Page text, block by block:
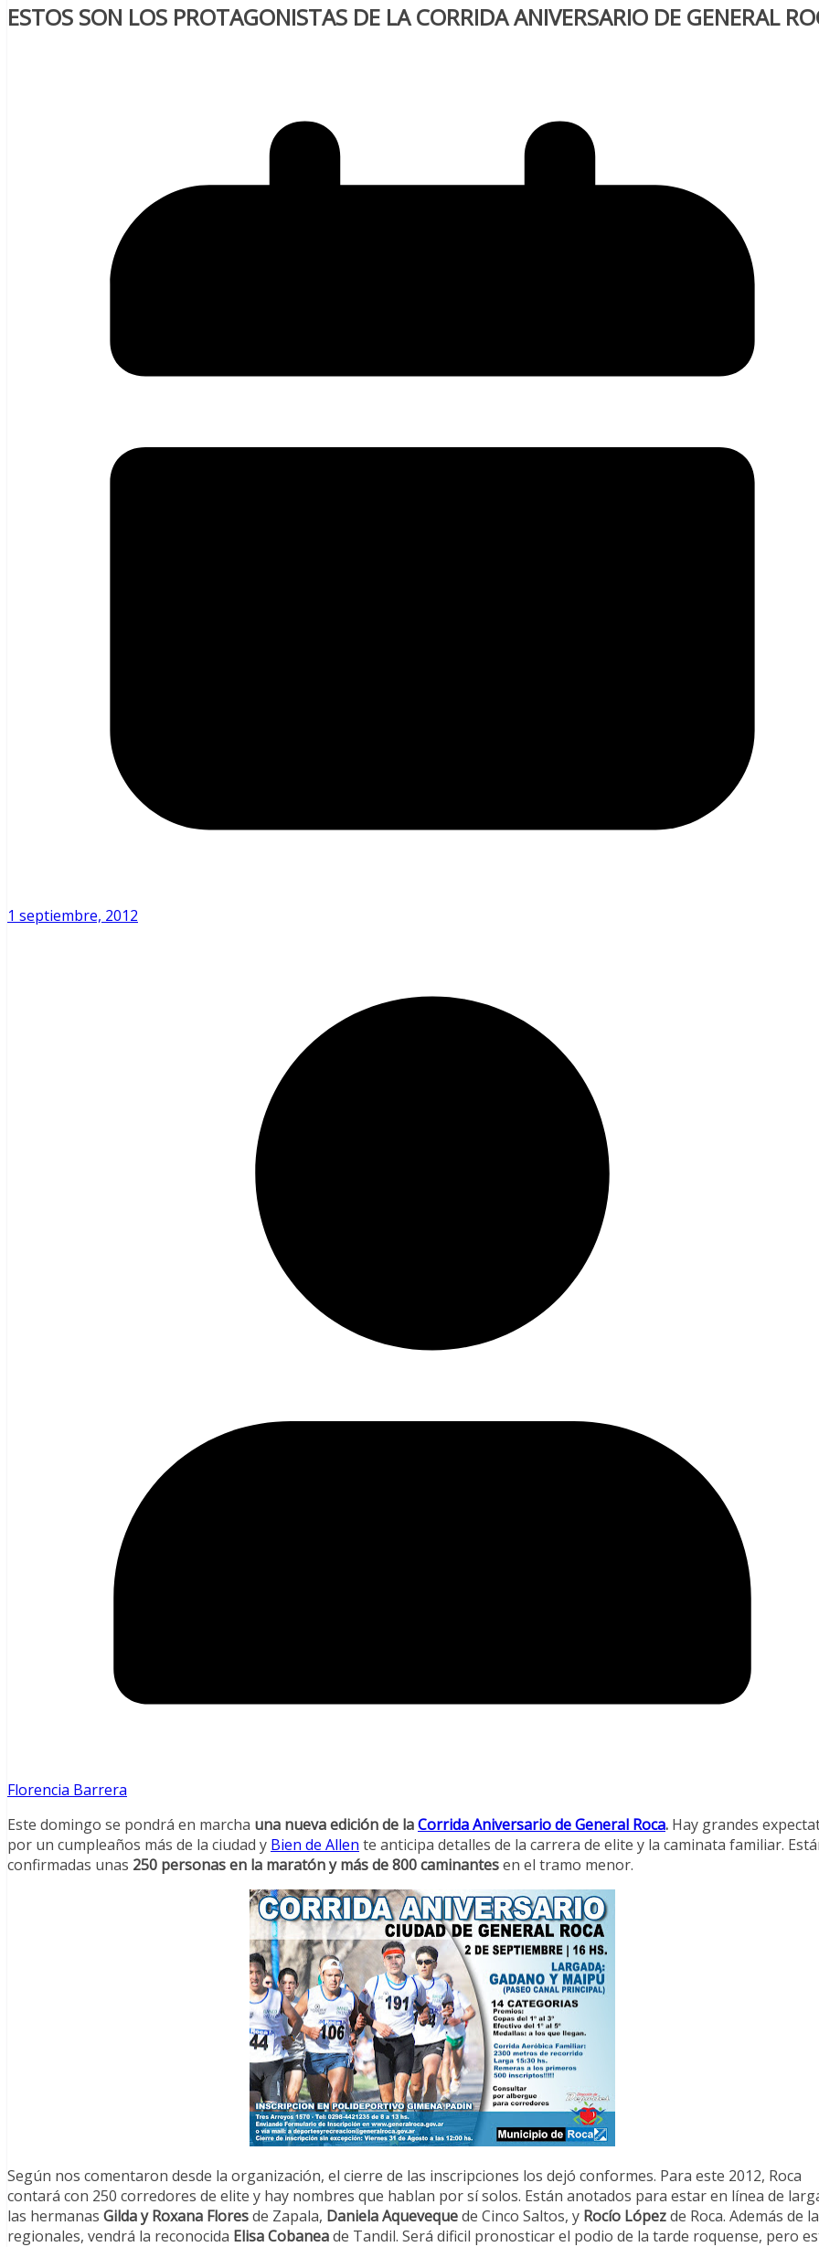
ESTOS SON LOS PROTAGONISTAS DE LA CORRIDA ANIVERSARIO DE GENERAL
1 septiembre, 2012
Florencia Barrera
Este domingo se pondrá en marcha una nueva edición de laCorrida Aniversario de General Roca. Hay grandes
por un cumpleaños más de la ciudad y Bien de Allen te anticipa detalles de la carrera de elite y la caminata familiar.
confirmadas unas 250 personas en la maratón y más de 800 caminantesen el tramo menor.
Según nos comentaron desde la organización, el cierre de las inscripciones los dejó conformes. Para este 2012, Roca
contará con 250 corredores de elite y hay nombres que hablan por sí solos. Están anotados para estar en línea de
las hermanas Gilda y Roxana Floresde Zapala, Daniela Aquevequede Cinco Saltos, y Rocío Lópezde Roca. Además de
regionales, vendrá la reconocida Elisa Cobaneade Tandil. Será dificil pronosticar el podio de la tarde roquense, pero